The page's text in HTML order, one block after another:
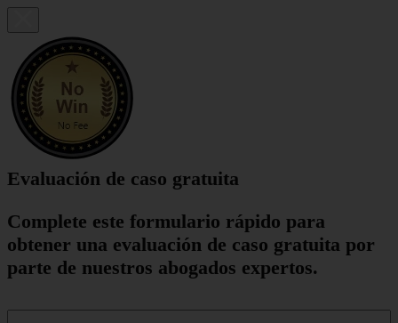
Evaluación de caso gratuita
Complete este formulario rápido para
obtener una evaluación de caso gratuita por
parte de nuestros abogados expertos.
nombre *